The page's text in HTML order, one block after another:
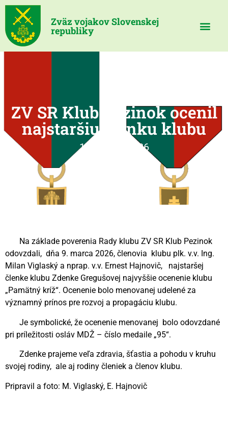
Zväz vojakov Slovenskej
republiky
ZV SR Klub Pezinok ocenil
najstaršiu členku klubu
11 marca, 2026
Na základe poverenia Rady klubu ZV SR Klub Pezinok
odovzdali, dňa 9. marca 2026, členovia klubu plk. v.v. Ing.
Milan Viglaský a nprap. v.v. Ernest Hajnovič, najstaršej
členke klubu Zdenke Gregušovej najvyššie ocenenie klubu
„Pamätný kríž“. Ocenenie bolo menovanej udelené za
významný prínos pre rozvoj a propagáciu klubu.
Je symbolické, že ocenenie menovanej bolo odovzdané
pri príležitosti osláv MDŽ – číslo medaile „95“.
Zdenke prajeme veľa zdravia, šťastia a pohodu v kruhu
svojej rodiny, ale aj rodiny členiek a členov klubu.
Pripravil a foto: M. Viglaský, E. Hajnovič